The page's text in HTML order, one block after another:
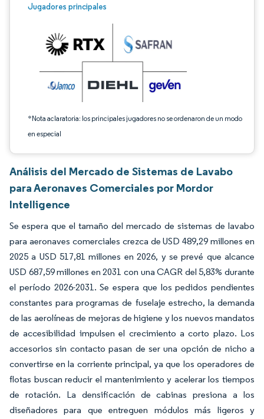
Jugadores principales
*Nota aclaratoria: los principales jugadores no se ordenaron de un modo
en especial
Imagen © Mordor Intelligence. El uso requiere atribución según CC BY 4.0.
Análisis del Mercado de Sistemas de Lavabo
para Aeronaves Comerciales por Mordor
Intelligence
Se espera que el tamaño del mercado de sistemas de lavabo
para aeronaves comerciales crezca de USD 489,29 millones en
2025 a USD 517,81 millones en 2026, y se prevé que alcance
USD 687,59 millones en 2031 con una CAGR del 5,83% durante
el período 2026-2031. Se espera que los pedidos pendientes
constantes para programas de fuselaje estrecho, la demanda
de las aerolíneas de mejoras de higiene y los nuevos mandatos
de accesibilidad impulsen el crecimiento a corto plazo. Los
accesorios sin contacto pasan de ser una opción de nicho a
convertirse en la corriente principal, ya que los operadores de
flotas buscan reducir el mantenimiento y acelerar los tiempos
de rotación. La densificación de cabinas presiona a los
diseñadores para que entreguen módulos más ligeros y